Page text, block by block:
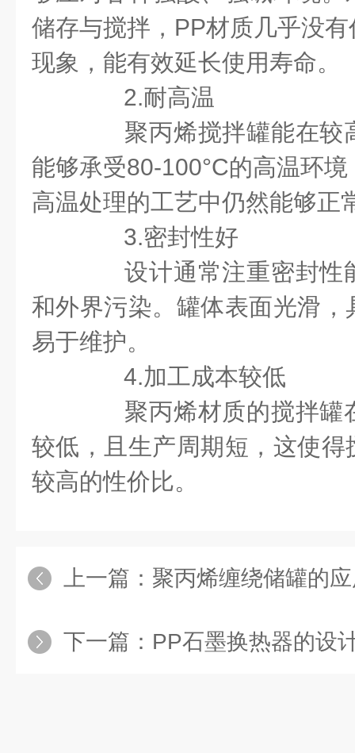
储存与搅拌，PP材质几乎没
现象，能有效延长使用寿命。
2.耐高温
聚丙烯搅拌罐能在较
能够承受80-100°C的高温环
高温处理的工艺中仍然能够正
3.密封性好
设计通常注重密封性
和外界污染。罐体表面光滑
易于维护。
4.加工成本较低
聚丙烯材质的搅拌罐
较低，且生产周期短，这使
较高的性价比。
上一篇： 聚丙烯缠绕储罐的
下一篇： PP石墨换热器的设